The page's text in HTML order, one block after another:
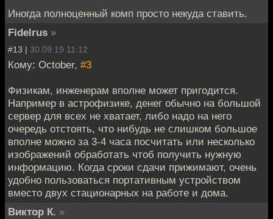
Иногда полноценный комп просто некуда ставить.
Fidelrus »
#13 | 30.09.19 11:12
Кому: October, #3
Физикам, инженерам вполне может пригодится.
Например в астрофизике, денег обычно на большой
сервер для всех не хватает, либо надо на него
очередь отстоять, что нибудь не слишком большое
вполне можно за 3-4 часа посчитать или несколько
изображений обработать чтоб получить нужную
информацию. Когда сроки сдачи прижимают, очень
удобно пользоваться портативным устройством
вместо двух стационарных на работе и дома.
Виктор К. »